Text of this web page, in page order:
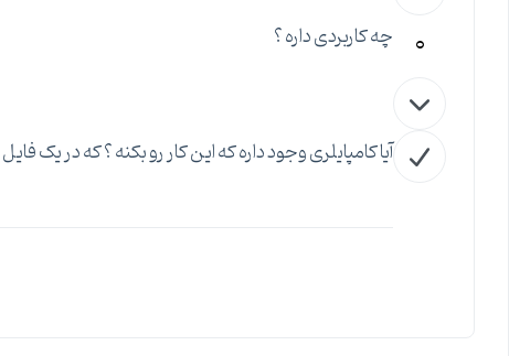
0 چه کاربردی داره ؟
آیا کامپایلری وجود داره که این کار رو بکنه ؟ که در یک